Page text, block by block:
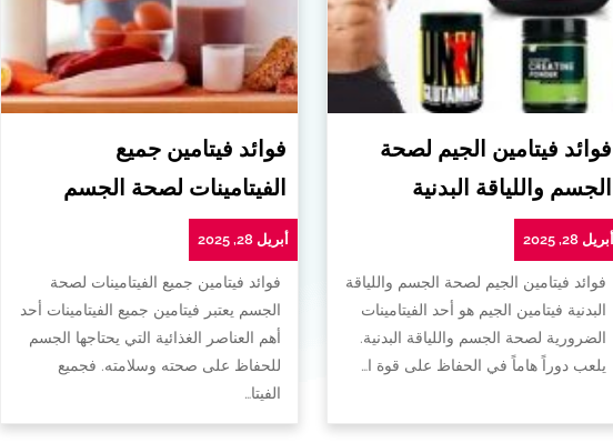
فوائد فيتامين الجيم لصحة
الجسم واللياقة البدنية
أبريل 28, 2025
فوائد فيتامين الجيم لصحة الجسم واللياقة
البدنية فيتامين الجيم هو أحد الفيتامينات
الضرورية لصحة الجسم واللياقة البدنية.
يلعب دوراً هاماً في الحفاظ على قوة ا…
فوائد فيتامين جميع
الفيتامينات لصحة الجسم
أبريل 28, 2025
فوائد فيتامين جميع الفيتامينات لصحة
الجسم يعتبر فيتامين جميع الفيتامينات أحد
أهم العناصر الغذائية التي يحتاجها الجسم
للحفاظ على صحته وسلامته. فجميع
الفيتا…